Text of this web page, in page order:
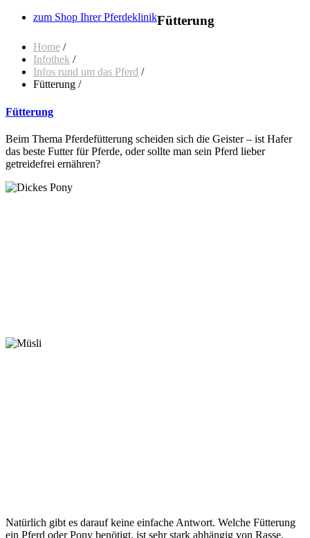
zum Shop Ihrer PferdeklinikFütterung
Home /
Infothek /
Infos rund um das Pferd /
Fütterung /
Fütterung
Beim Thema Pferdefütterung scheiden sich die Geister – ist Hafer
das beste Futter für Pferde, oder sollte man sein Pferd lieber
getreidefrei ernähren?
Natürlich gibt es darauf keine einfache Antwort. Welche Fütterung
ein Pferd oder Pony benötigt, ist sehr stark abhängig von Rasse,